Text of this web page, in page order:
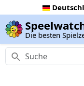
Die besten